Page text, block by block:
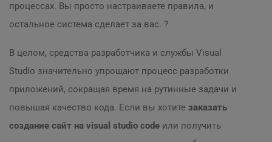
процессах. Вы просто настраиваете правила, и
остальное система сделает за вас. ?
В целом, средства разработчика и службы Visual
Studio значительно упрощают процесс разработки
приложений, сокращая время на рутинные задачи и
повышая качество кода. Если вы хотите заказать
создание сайт на visual studio code или получить